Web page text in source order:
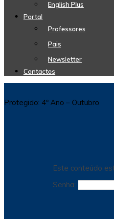
English Plus
Portal
Professores
Pais
Newsletter
Contactos
Protegido: 4º Ano – Outubro
Este conteúdo
Senha: